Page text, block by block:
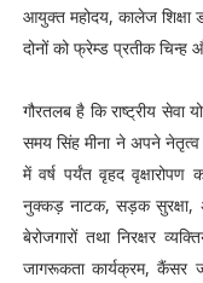
आयुक्त महोदय, कालेज शिक्षा
दोनों को फ्रेम्ड प्रतीक चिन्ह
गौरतलब है कि राष्ट्रीय सेवा
समय सिंह मीना ने अपने
में वर्ष पर्यंत वृहद वृक्षारोपण
नुक्कड़ नाटक, सड़क सुरक्षा,
बेरोजगारों तथा निरक्षर
जागरूकता कार्यक्रम, कैंसर